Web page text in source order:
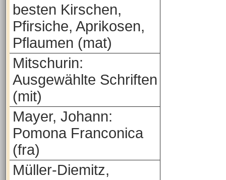
besten Kirschen,
Pfirsiche, Aprikosen,
Pflaumen (mat)
Mitschurin:
Ausgewählte Schriften
(mit)
Mayer, Johann:
Pomona Franconica
(fra)
Müller-Diemitz,